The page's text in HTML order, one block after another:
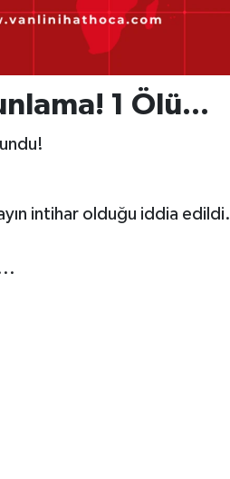
1 Ölü...
intihar olduğu iddia edildi.